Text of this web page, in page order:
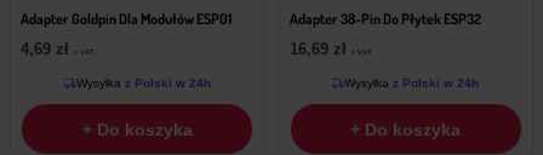
Adapter Goldpin Dla Modułów ESP01
4,69 zł z VAT
Wysyłka z Polski w 24h
+ Do koszyka
Adapter 38-Pin Do Płytek ESP32
16,69 zł z VAT
Wysyłka z Polski w 24h
+ Do koszyka